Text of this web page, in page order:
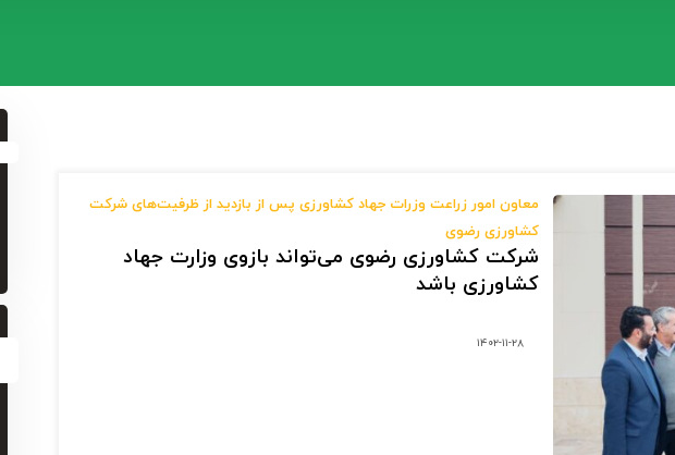
معاون امور زراعت وزرات جهاد کشاورزی پس از بازدید از ظرفیت‌های شرکت
کشاورزی رضوی
شرکت کشاورزی رضوی می‌تواند بازوی وزارت جهاد
کشاورزی باشد
۱۴۰۲-۱۱-۲۸